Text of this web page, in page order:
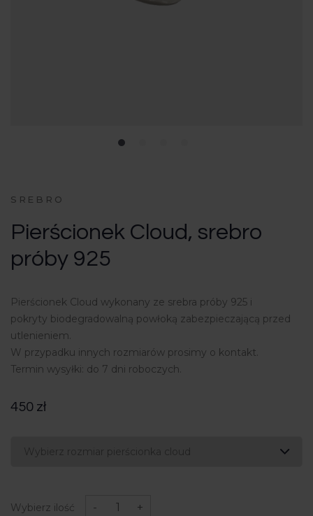
SREBRO
Pierścionek Cloud, srebro
próby 925
Pierścionek Cloud wykonany ze srebra próby 925 i
pokryty biodegradowalną powłoką zabezpieczającą przed
utlenieniem.
W przypadku innych rozmiarów prosimy o kontakt.
Termin wysyłki: do 7 dni roboczych.
450 zł
Wybierz ilość
Pierścionek
- +